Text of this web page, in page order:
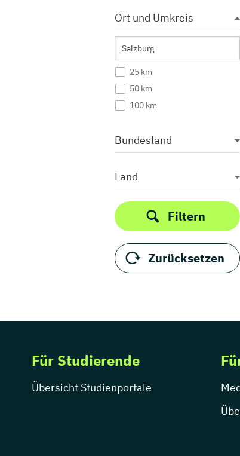
Ort und Umkreis
25 km
50 km
100 km
Bundesland
Land
Filtern
Zurücksetzen
Für Studierende
Übersicht Studienportale